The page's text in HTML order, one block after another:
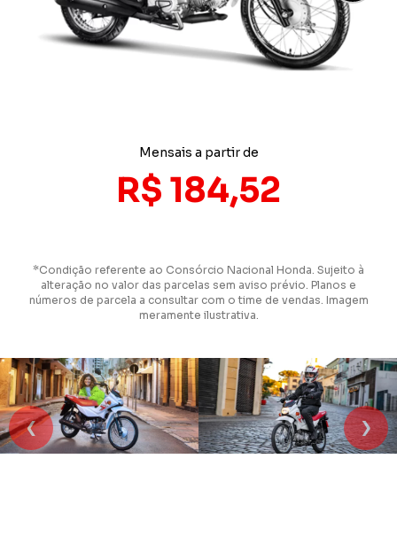
Mensais a partir de
R$ 184,52
*Condição referente ao Consórcio Nacional Honda. Sujeito à
alteração no valor das parcelas sem aviso prévio. Planos e
números de parcela a consultar com o time de vendas. Imagem
meramente ilustrativa.
‹ ›